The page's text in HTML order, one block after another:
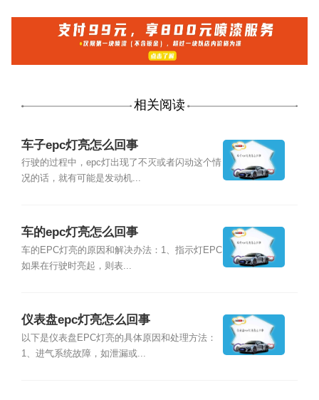
相关阅读
车子epc灯亮怎么回事
行驶的过程中，epc灯出现了不灭或者闪动这个情
况的话，就有可能是发动机...
车的epc灯亮怎么回事
车的EPC灯亮的原因和解决办法：1、指示灯EPC
如果在行驶时亮起，则表...
仪表盘epc灯亮怎么回事
以下是仪表盘EPC灯亮的具体原因和处理方法：
1、进气系统故障，如泄漏或...